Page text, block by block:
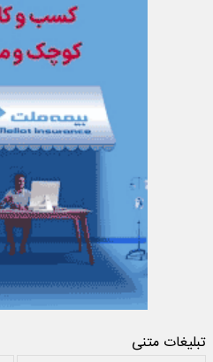
تبلیغات متنی